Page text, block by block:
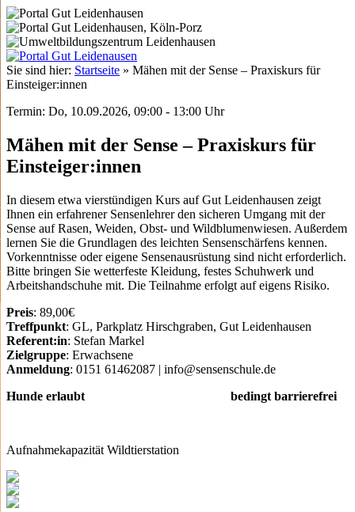
Sie sind hier: Startseite » Mähen mit der Sense – Praxiskurs für
Einsteiger:innen
Termin: Do, 10.09.2026, 09:00 - 13:00 Uhr
Mähen mit der Sense – Praxiskurs für
Einsteiger:innen
In diesem etwa vierstündigen Kurs auf Gut Leidenhausen zeigt
Ihnen ein erfahrener Sensenlehrer den sicheren Umgang mit der
Sense auf Rasen, Weiden, Obst- und Wildblumenwiesen. Außerdem
lernen Sie die Grundlagen des leichten Sensenschärfens kennen.
Vorkenntnisse oder eigene Sensenausrüstung sind nicht erforderlich.
Bitte bringen Sie wetterfeste Kleidung, festes Schuhwerk und
Arbeitshandschuhe mit. Die Teilnahme erfolgt auf eigens Risiko.
Preis: 89,00€
Treffpunkt: GL, Parkplatz Hirschgraben, Gut Leidenhausen
Referent:in: Stefan Markel
Zielgruppe: Erwachsene
Anmeldung: 0151 61462087 | info@sensenschule.de
Hunde erlaubt bedingt barrierefrei
Aufnahmekapazität Wildtierstation